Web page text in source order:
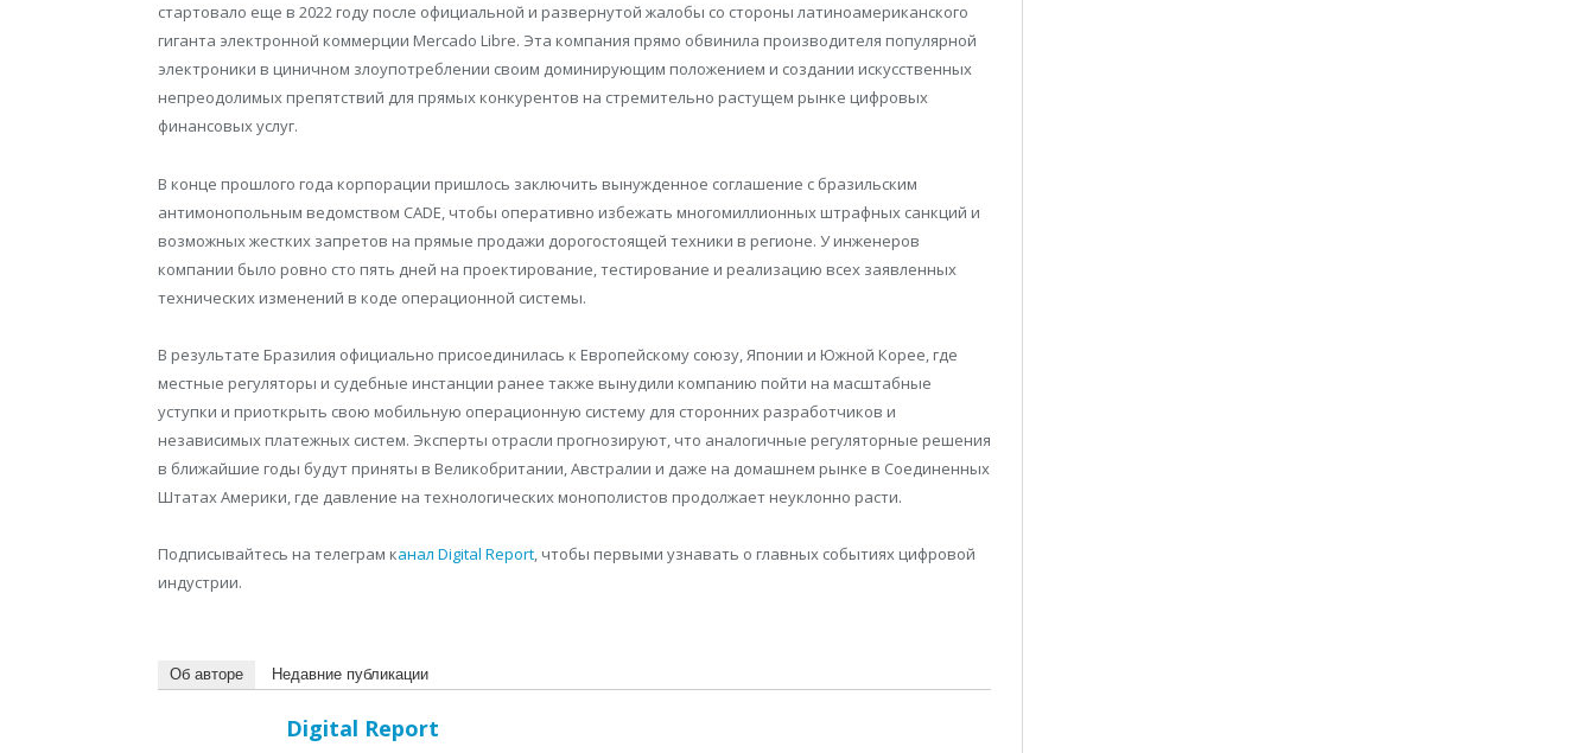
стартовало еще в 2022 году после официальной и развернутой жалобы со стороны латиноамериканского
гиганта электронной коммерции Mercado Libre. Эта компания прямо обвинила производителя популярной
электроники в циничном злоупотреблении своим доминирующим положением и создании искусственных
непреодолимых препятствий для прямых конкурентов на стремительно растущем рынке цифровых
финансовых услуг.
В конце прошлого года корпорации пришлось заключить вынужденное соглашение с бразильским
антимонопольным ведомством CADE, чтобы оперативно избежать многомиллионных штрафных санкций и
возможных жестких запретов на прямые продажи дорогостоящей техники в регионе. У инженеров
компании было ровно сто пять дней на проектирование, тестирование и реализацию всех заявленных
технических изменений в коде операционной системы.
В результате Бразилия официально присоединилась к Европейскому союзу, Японии и Южной Корее, где
местные регуляторы и судебные инстанции ранее также вынудили компанию пойти на масштабные
уступки и приоткрыть свою мобильную операционную систему для сторонних разработчиков и
независимых платежных систем. Эксперты отрасли прогнозируют, что аналогичные регуляторные решения
в ближайшие годы будут приняты в Великобритании, Австралии и даже на домашнем рынке в Соединенных
Штатах Америки, где давление на технологических монополистов продолжает неуклонно расти.
Подписывайтесь на телеграм канал Digital Report, чтобы первыми узнавать о главных событиях цифровой
индустрии.
Об авторе Недавние публикации
Digital Report